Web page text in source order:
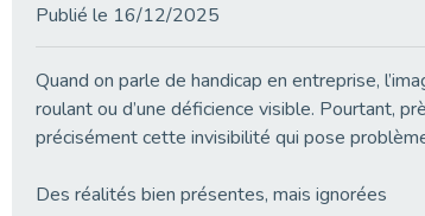
Publié le 16/12/2025
Quand on parle de handicap en entreprise,
roulant ou d’une déficience visible. Pourtant,
précisément cette invisibilité qui pose
Des réalités bien présentes, mais ignorées